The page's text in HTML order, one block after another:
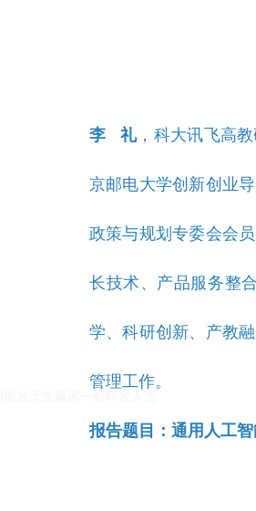
李 礼，科大讯飞高
京邮电大学创新创业
政策与规划专委会会
长技术、产品服务整
学、科研创新、产教
管理工作。
报告题目：通用人工
k8凯发天生赢家一触即发人生的